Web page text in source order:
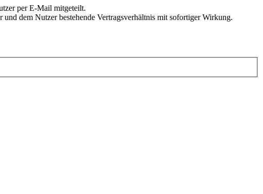
per E-Mail mitgeteilt.
dem Nutzer bestehende Vertragsverhältnis mit sofortiger Wirkung.